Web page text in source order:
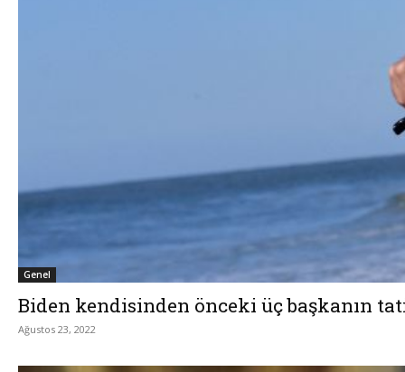
Genel
Biden kendisinden önceki üç başkanın
Ağustos 23, 2022